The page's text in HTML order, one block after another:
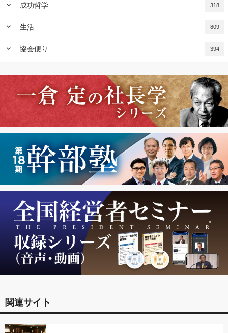
keyboard_arrow_down 成功哲学 318
keyboard_arrow_down 生活 809
keyboard_arrow_down 協会便り 394
関連サイト